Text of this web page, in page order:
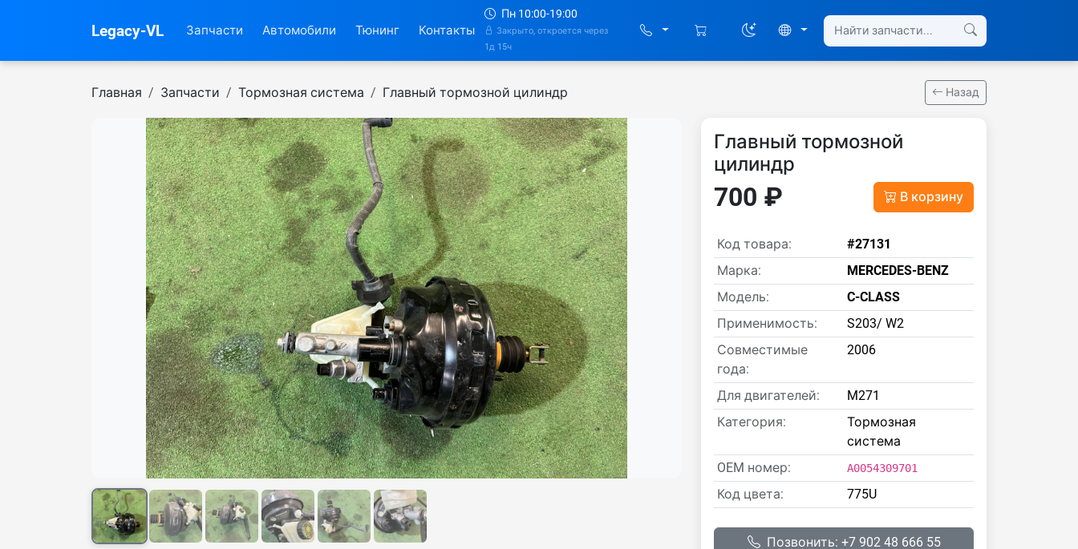
Legacy-VL Запчасти Автомобили Тюнинг Контакты
Пн 10:00-19:00
Закрыто, откроется через
1д 15ч
Главная Запчасти Тормозная система Главный тормозной цилиндр Назад
Главный тормозной
цилиндр
700 ₽ В корзину
Код товара:
#27131
Марка:
MERCEDES-BENZ
Модель:
C-CLASS
Применимость:
S203/ W2
Совместимые
года:
2006
Для двигателей:
M271
Категория:
Тормозная
система
OEM номер:
A0054309701
Код цвета: 775U
Позвонить: +7 902 48 666 55